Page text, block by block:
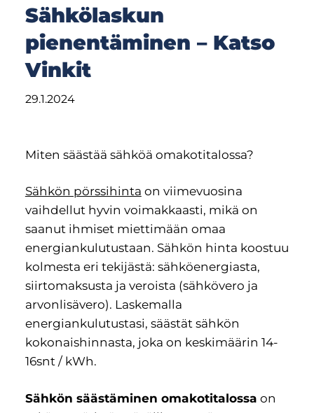
Sähkölaskun
pienentäminen – Katso
Vinkit
Miten säästää sähköä omakotitalossa?
Sähkön pörssihinta on viimevuosina
vaihdellut hyvin voimakkaasti, mikä on
saanut ihmiset miettimään omaa
energiankulutustaan. Sähkön hinta koostuu
kolmesta eri tekijästä: sähköenergiasta,
siirtomaksusta ja veroista (sähkövero ja
arvonlisävero). Laskemalla
energiankulutustasi, säästät sähkön
kokonaishinnasta, joka on keskimäärin 14-
16snt / kWh.
Sähkön säästäminen omakotitalossa on